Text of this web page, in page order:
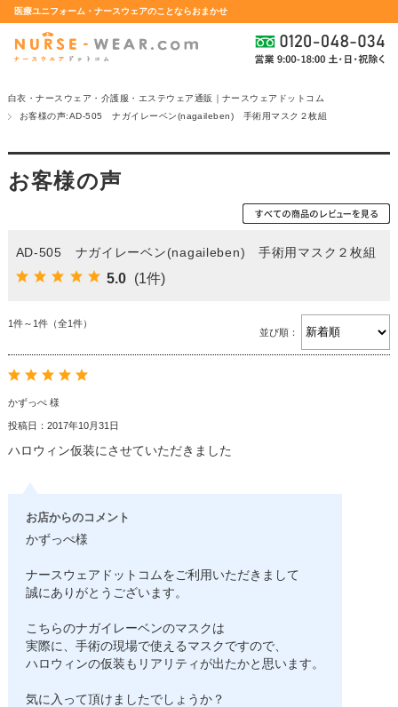
医療ユニフォーム・ナースウェアのことならおまかせ
白衣・ナースウェア・介護服・エステウェア通販｜ナースウェアドットコム
お客様の声:AD-505 ナガイレーベン(nagaileben) 手術用マスク２枚組
お客様の声
AD-505 ナガイレーベン(nagaileben) 手術用マスク２枚組
5.0 (1件)
1件～1件（全1件）
並び順：
かずっぺ 様
投稿日：2017年10月31日
ハロウィン仮装にさせていただきました
お店からのコメント
かずっぺ様
ナースウェアドットコムをご利用いただきまして
誠にありがとうございます。
こちらのナガイレーベンのマスクは
実際に、手術の現場で使えるマスクですので、
ハロウィンの仮装もリアリティが出たかと思います。
気に入って頂けましたでしょうか？